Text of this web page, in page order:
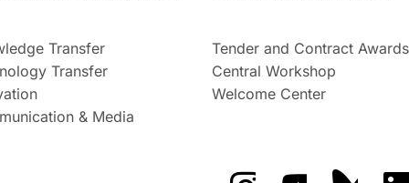
Transfer
Transfer
& Media
Tender and Contract Awards
Central Workshop
Welcome Center
The GFZ onThe GFZ on
The